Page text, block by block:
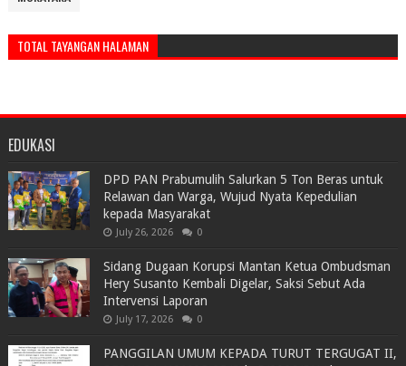
TOTAL TAYANGAN HALAMAN
EDUKASI
DPD PAN Prabumulih Salurkan 5 Ton Beras untuk
Relawan dan Warga, Wujud Nyata Kepedulian
kepada Masyarakat
July 26, 2026 0
Sidang Dugaan Korupsi Mantan Ketua Ombudsman
Hery Susanto Kembali Digelar, Saksi Sebut Ada
Intervensi Laporan
July 17, 2026 0
PANGGILAN UMUM KEPADA TURUT TERGUGAT II,